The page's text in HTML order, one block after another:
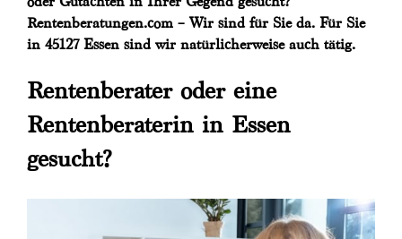
Rentenberatungen.com – Wir sind für Sie da. Für Sie
in 45127 Essen sind wir natürlicherweise auch tätig.
Rentenberater oder eine
Rentenberaterin in Essen
gesucht?